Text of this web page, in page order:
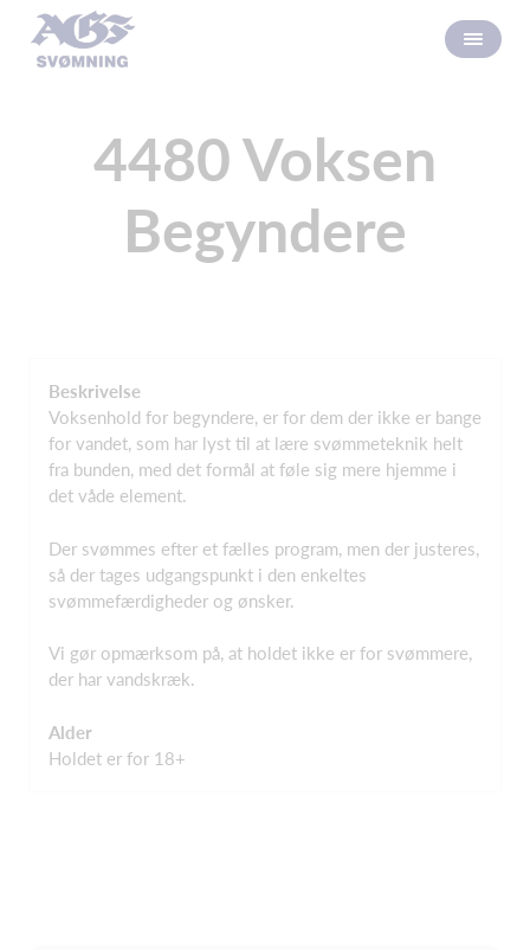
4480 Voksen
Begyndere
Beskrivelse
Voksenhold for begyndere, er for dem der ikke er bange
for vandet, som har lyst til at lære svømmeteknik helt
fra bunden, med det formål at føle sig mere hjemme i
det våde element.
Der svømmes efter et fælles program, men der justeres,
så der tages udgangspunkt i den enkeltes
svømmefærdigheder og ønsker.
Vi gør opmærksom på, at holdet ikke er for svømmere,
der har vandskræk.
Alder
Holdet er for 18+